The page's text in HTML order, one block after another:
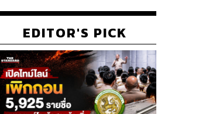
EDITOR'S PICK